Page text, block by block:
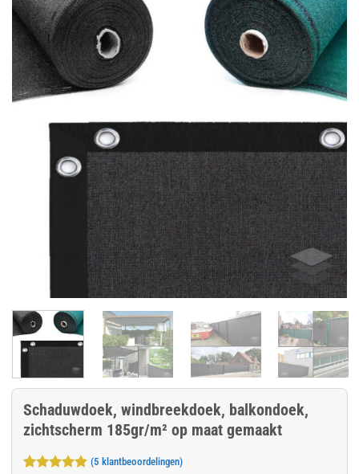
Schaduwdoek, windbreekdoek, balkondoek,
zichtscherm 185gr/m² op maat gemaakt
(5 klantbeoordelingen)